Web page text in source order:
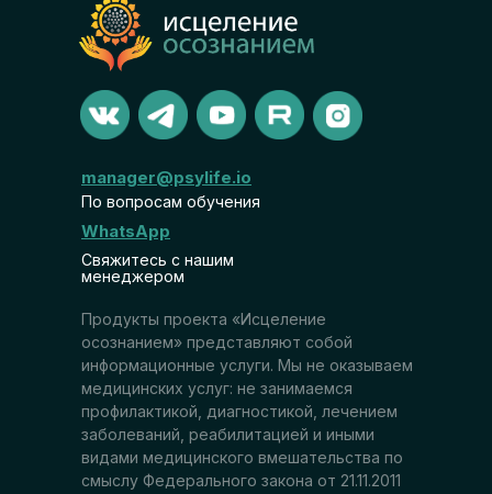
Продукты проекта «Исцеление
осознанием» представляют собой
информационные услуги. Мы не оказываем
медицинских услуг: не занимаемся
профилактикой, диагностикой, лечением
заболеваний, реабилитацией и иными
видами медицинского вмешательства по
смыслу Федерального закона от 21.11.2011
manager@psylife.io
По вопросам обучения
WhatsApp
Свяжитесь с нашим
менеджером